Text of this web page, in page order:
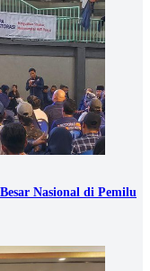
Nasional di Pemilu